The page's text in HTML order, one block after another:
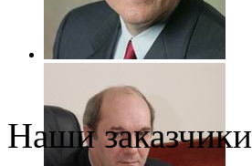
Наши заказчики